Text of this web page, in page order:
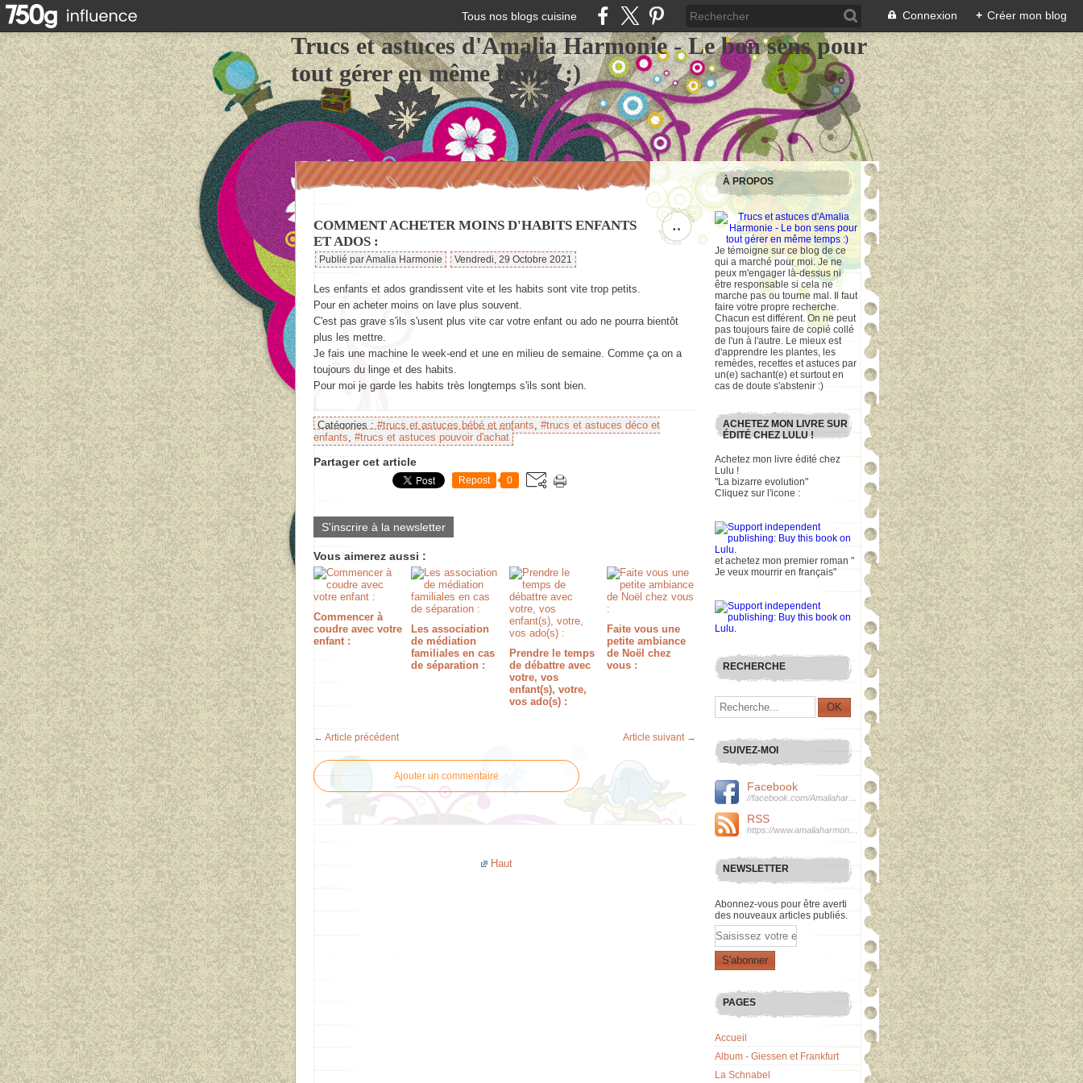
Tous nos blogs cuisine Connexion + Créer mon blog
Trucs et astuces d'Amalia Harmonie - Le bon sens pour
tout gérer en même temps :)
…
COMMENT ACHETER MOINS D'HABITS ENFANTS
ET ADOS :
Publié par Amalia Harmonie Vendredi, 29 Octobre 2021
Les enfants et ados grandissent vite et les habits sont vite trop petits.
Pour en acheter moins on lave plus souvent.
C'est pas grave s'ils s'usent plus vite car votre enfant ou ado ne pourra bientôt
plus les mettre.
Je fais une machine le week-end et une en milieu de semaine. Comme ça on a
toujours du linge et des habits.
Pour moi je garde les habits très longtemps s'ils sont bien.
Catégories : #trucs et astuces bébé et enfants, #trucs et astuces déco et
enfants, #trucs et astuces pouvoir d'achat
Partager cet article
Repost 0
S'inscrire à la newsletter
Vous aimerez aussi :
Commencer à
coudre avec votre
enfant :
Les association
de médiation
familiales en cas
de séparation :
Prendre le temps
de débattre avec
votre, vos
enfant(s), votre,
vos ado(s) :
Faite vous une
petite ambiance
de Noël chez
vous :
← Article précédent Article suivant →
Ajouter un commentaire
Haut
À PROPOS
Je témoigne sur ce blog de ce
qui a marché pour moi. Je ne
peux m'engager là-dessus ni
être responsable si cela ne
marche pas ou tourne mal. Il faut
faire votre propre recherche.
Chacun est différent. On ne peut
pas toujours faire de copié collé
de l'un à l'autre. Le mieux est
d'apprendre les plantes, les
remèdes, recettes et astuces par
un(e) sachant(e) et surtout en
cas de doute s'abstenir :)
ACHETEZ MON LIVRE SUR
ÉDITÉ CHEZ LULU !
Achetez mon livre édité chez
Lulu !
"La bizarre evolution"
Cliquez sur l'icone :
et achetez mon premier roman "
Je veux mourrir en français"
RECHERCHE
SUIVEZ-MOI
Facebook
RSS
NEWSLETTER
Abonnez-vous pour être averti
des nouveaux articles publiés.
Email
PAGES
Accueil
Album - Giessen et Frankfurt
La Schnabel